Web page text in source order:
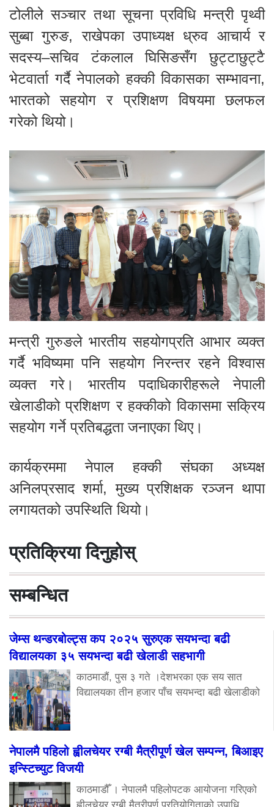
टोलीले सञ्चार तथा सूचना प्रविधि मन्त्री पृथ्वी
सुब्बा गुरुङ, राखेपका उपाध्यक्ष ध्रुव आचार्य र
सदस्य–सचिव टंकलाल घिसिङसँग छुट्टाछुट्टै
भेटवार्ता गर्दै नेपालको हक्की विकासका सम्भावना,
भारतको सहयोग र प्रशिक्षण विषयमा छलफल
गरेको थियो।
मन्त्री गुरुङले भारतीय सहयोगप्रति आभार व्यक्त
गर्दै भविष्यमा पनि सहयोग निरन्तर रहने विश्वास
व्यक्त गरे। भारतीय पदाधिकारीहरूले नेपाली
खेलाडीको प्रशिक्षण र हक्कीको विकासमा सक्रिय
सहयोग गर्ने प्रतिबद्धता जनाएका थिए।
कार्यक्रममा नेपाल हक्की संघका अध्यक्ष
अनिलप्रसाद शर्मा, मुख्य प्रशिक्षक रञ्जन थापा
लगायतको उपस्थिति थियो।
प्रतिक्रिया दिनुहोस्
सम्बन्धित
जेम्स थन्डरबोल्ट्स कप २०२५ सुरुएक सयभन्दा बढी
विद्यालयका ३५ सयभन्दा बढी खेलाडी सहभागी
काठमाडौं, पुस ३ गते ।देशभरका एक सय सात
विद्यालयका तीन हजार पाँच सयभन्दा बढी खेलाडीको
नेपालमै पहिलो ह्वीलचेयर रग्बी मैत्रीपूर्ण खेल सम्पन्न, बिआइए
इन्स्टिच्युट विजयी
काठमाडौँ । नेपालमै पहिलोपटक आयोजना गरिएको
ह्वीलचेयर रग्बी मैत्रीपूर्ण प्रतियोगिताको उपाधि